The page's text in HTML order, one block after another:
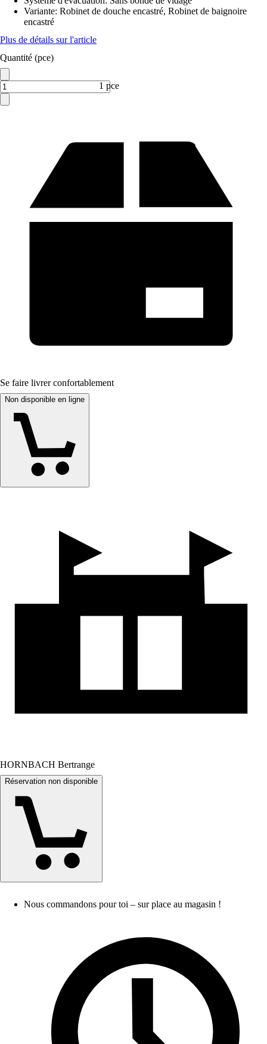
Variante: Robinet de douche encastré, Robinet de baignoire
encastré
Plus de détails sur l'article
Quantité (pce)
1 pce
Se faire livrer confortablement
Non disponible en ligne
HORNBACH Bertrange
Réservation non disponible
Nous commandons pour toi – sur place au magasin !